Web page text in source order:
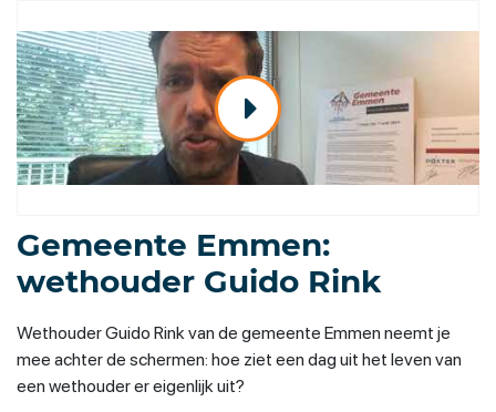
Gemeente Emmen:
wethouder Guido Rink
Wethouder Guido Rink van de gemeente Emmen neemt je
mee achter de schermen: hoe ziet een dag uit het leven van
een wethouder er eigenlijk uit?